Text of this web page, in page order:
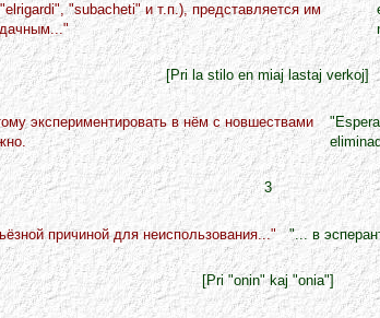
"subacheti" и т.п.), представляется им
[Pri la stilo en miaj lastaj verkoj]
экспериментировать в нём с новшествами
3
причиной для неиспользования..." "... в
[Pri "onin" kaj "onia"]